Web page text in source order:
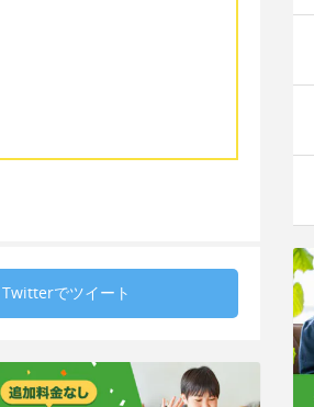
Twitterでツイート